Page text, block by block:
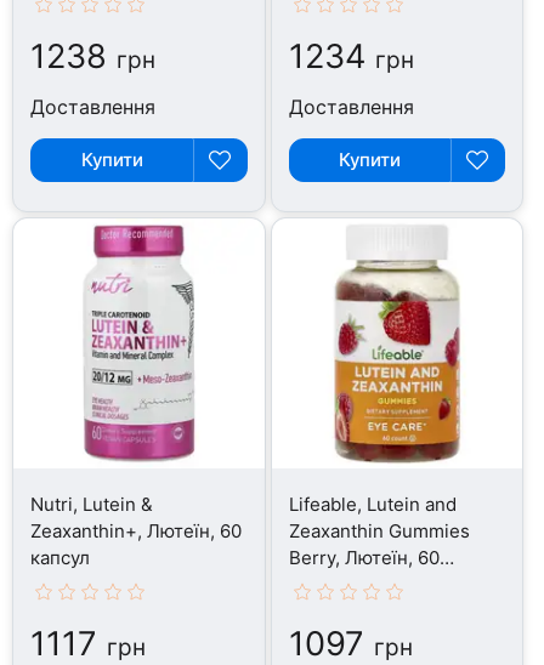
1238 грн
Доставлення
Купити
1234 грн
Доставлення
Купити
Nutri, Lutein &
Zeaxanthin+, Лютеїн, 60
капсул
1117 грн
Lifeable, Lutein and
Zeaxanthin Gummies
Berry, Лютеїн, 60
таблеток
1097 грн